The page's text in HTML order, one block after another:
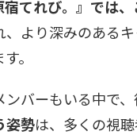
宿てれび。』では
、より深みのある
。
ンバーもいる中で
姿勢は、多くの視